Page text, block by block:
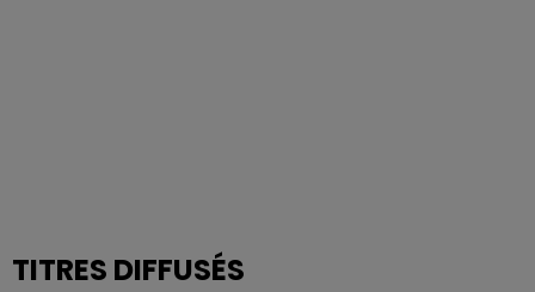
TITRES DIFFUSÉS